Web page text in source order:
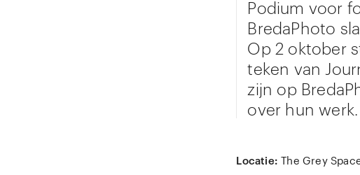
Podium voor
BredaPhoto
Op 2 oktober
teken van
zijn op
over hun werk.
Locatie: The Grey